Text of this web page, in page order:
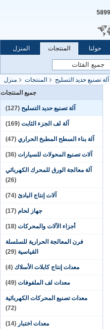
المنزل المنتجات حولنا
منزل المنتجات آلة تصنيع حديد التسليح
جميع المنتجات
آلة تصنيع حديد التسليح (127)
آلة لف الجزء الثابت (169)
آلة بناء السطح المطبخ الحراري (47)
آلات تصنيع المحولات للسيارات (36)
آلة معالجة الورق للمحرك الكهربائي
(26)
آلات إنتاج البادئ (74)
جهاز لحام (17)
أجزاء الآلات والمحركات (18)
فرن المعالجة الحرارية للسلسلة
القياسية (29)
معدات إنتاج كابلات الأسلاك (4)
معدات لف الملفوفات (49)
معدات تصنيع المحركات الكهربائية
(72)
معدات اختبار (14)